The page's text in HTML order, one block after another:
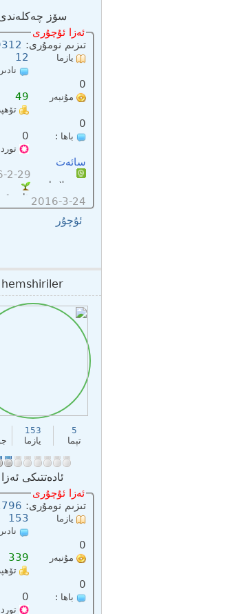
مۇنبىرى
سۆز
ئەزا ئۇچۇرى
تىزىم نومۇرى:
يازما
12
0
مۇنبەر
49
0
باھا : 0
سائەت
تىزىملاتقان :
2-29
ئاخىرقى: 2016-3-24
ئۇچۇر
hemshiriler
5
تېما
153
يازما
ئادەتتىكى ئەزا
ئەزا ئۇچۇرى
تىزىم نومۇرى:
يازما
153
0
مۇنبەر
339
0
باھا : 0